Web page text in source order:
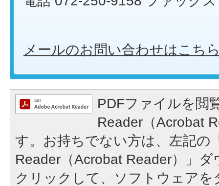
メールのお問い合わせはこち
PDFファイルを閲
Reader（Acrobat
す。お持ちでない方は、左記の
Reader（Acrobat Reader）」
クリックして、ソフトウェア